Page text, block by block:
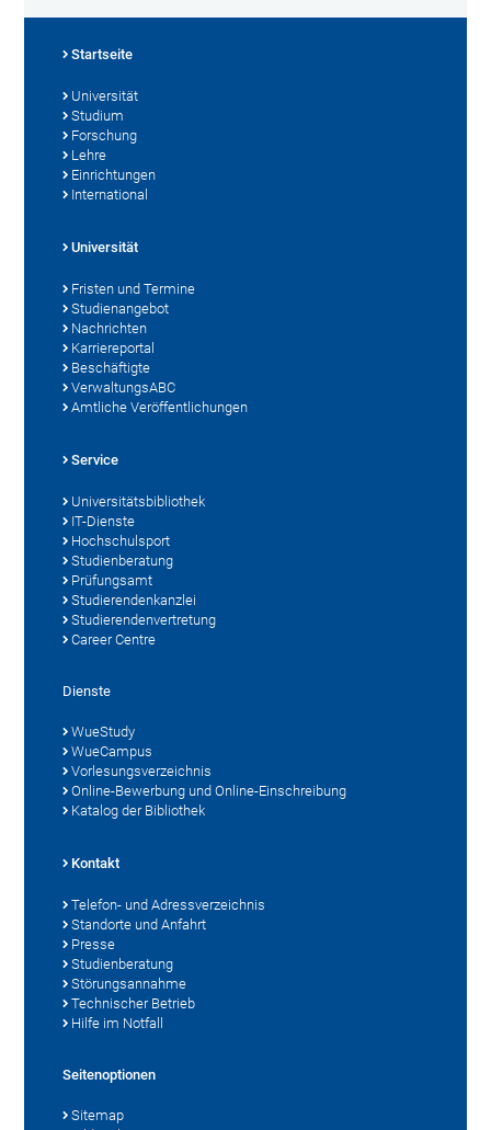
Startseite
Universität
Studium
Forschung
Lehre
Einrichtungen
International
Universität
Fristen und Termine
Studienangebot
Nachrichten
Karriereportal
Beschäftigte
VerwaltungsABC
Amtliche Veröffentlichungen
Service
Universitätsbibliothek
IT-Dienste
Hochschulsport
Studienberatung
Prüfungsamt
Studierendenkanzlei
Studierendenvertretung
Career Centre
Dienste
WueStudy
WueCampus
Vorlesungsverzeichnis
Online-Bewerbung und Online-Einschreibung
Katalog der Bibliothek
Kontakt
Telefon- und Adressverzeichnis
Standorte und Anfahrt
Presse
Studienberatung
Störungsannahme
Technischer Betrieb
Hilfe im Notfall
Seitenoptionen
Sitemap